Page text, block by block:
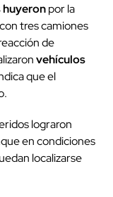
huyeronpor la
tres camiones
de
vehículos
que el
lograron
en condiciones
localizarse